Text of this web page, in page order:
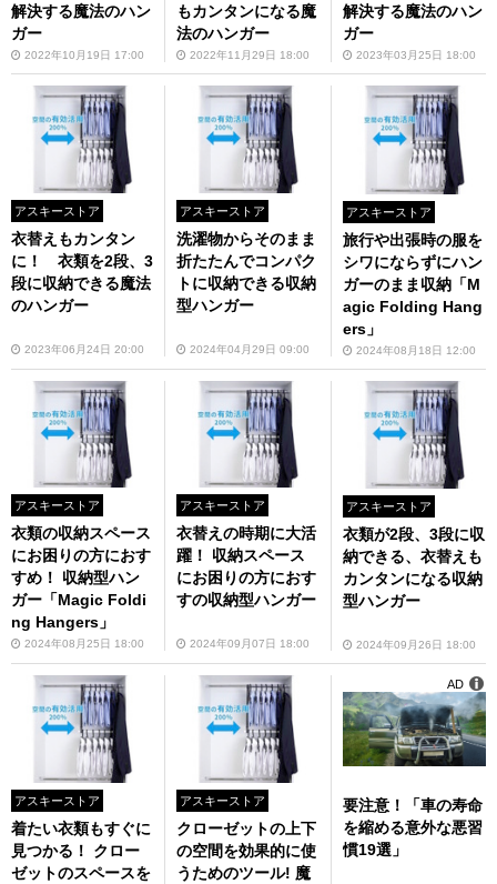
解決する魔法のハン
ガー
2022年10月19日 17:00
もカンタンになる魔
法のハンガー
2022年11月29日 18:00
解決する魔法のハン
ガー
2023年03月25日 18:00
アスキーストア
衣替えもカンタン
に！ 衣類を2段、3
段に収納できる魔法
のハンガー
2023年06月24日 20:00
アスキーストア
洗濯物からそのまま
折たたんでコンパク
トに収納できる収納
型ハンガー
2024年04月29日 09:00
アスキーストア
旅行や出張時の服を
シワにならずにハン
ガーのまま収納「M
agic Folding Hang
ers」
2024年08月18日 12:00
アスキーストア
衣類の収納スペース
にお困りの方におす
すめ！ 収納型ハン
ガー「Magic Foldi
ng Hangers」
2024年08月25日 18:00
アスキーストア
衣替えの時期に大活
躍！ 収納スペース
にお困りの方におす
すの収納型ハンガー
2024年09月07日 18:00
アスキーストア
衣類が2段、3段に収
納できる、衣替えも
カンタンになる収納
型ハンガー
2024年09月26日 18:00
アスキーストア
着たい衣類もすぐに
見つかる！ クロー
ゼットのスペースを
アスキーストア
クローゼットの上下
の空間を効果的に使
うためのツール! 魔
要注意！「車の寿命
を縮める意外な悪習
慣19選」
AD